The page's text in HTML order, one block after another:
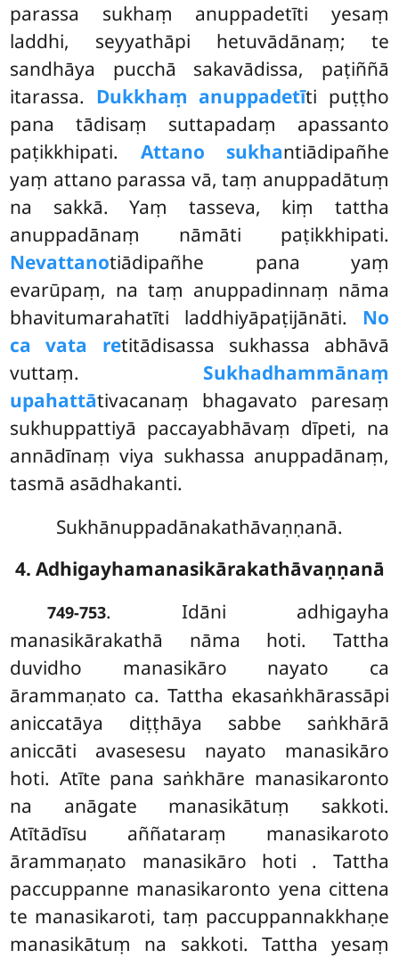
parassa sukhaṃ anuppadetīti yesaṃ
laddhi, seyyathāpi hetuvādānaṃ; te
sandhāya pucchā sakavādissa, paṭiññā
itarassa. Dukkhaṃ anuppadetīti puṭṭho
pana tādisaṃ suttapadaṃ apassanto
paṭikkhipati. Attano sukhantiādipañhe
yaṃ attano parassa vā, taṃ anuppadātuṃ
na sakkā. Yaṃ tasseva, kiṃ tattha
anuppadānaṃ nāmāti paṭikkhipati.
Nevattanotiādipañhe pana yaṃ
evarūpaṃ, na taṃ anuppadinnaṃ nāma
bhavitumarahatīti laddhiyāpaṭijānāti. No
ca vata retitādisassa sukhassa abhāvā
vuttaṃ. Sukhadhammānaṃ
upahattātivacanaṃ bhagavato paresaṃ
sukhuppattiyā paccayabhāvaṃ dīpeti, na
annādīnaṃ viya sukhassa anuppadānaṃ,
tasmā asādhakanti.
Sukhānuppadānakathāvaṇṇanā.
4. Adhigayhamanasikārakathāvaṇṇanā
749-753. Idāni adhigayha
manasikārakathā nāma hoti. Tattha
duvidho manasikāro nayato ca
ārammaṇato ca. Tattha ekasaṅkhārassāpi
aniccatāya diṭṭhāya sabbe saṅkhārā
aniccāti avasesesu nayato manasikāro
hoti. Atīte pana saṅkhāre manasikaronto
na anāgate manasikātuṃ sakkoti.
Atītādīsu aññataraṃ manasikaroto
ārammaṇato manasikāro hoti . Tattha
paccuppanne manasikaronto yena cittena
te manasikaroti, taṃ paccuppannakkhaṇe
manasikātuṃ na sakkoti. Tattha yesaṃ